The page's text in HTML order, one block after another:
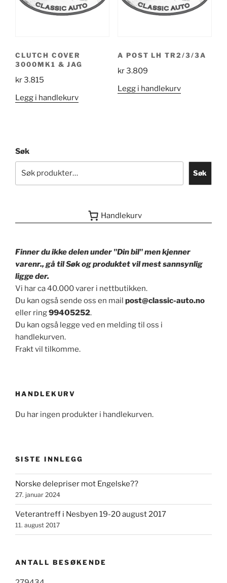
CLUTCH COVER
3000MK1 & JAG
kr3.815
Legg i handlekurv
A POST LH TR2/3/3A
kr3.809
Legg i handlekurv
Søk
Søk
Handlekurv
Finner du ikke delen under "Din bil" men kjenner
varenr., gå til Søk og produktet vil mest sannsynlig
ligge der.
Vi har ca 40.000 varer i nettbutikken.
Du kan også sende oss en mail post@classic-auto.no
eller ring99405252.
Du kan også legge ved en melding til oss i
handlekurven.
Frakt vil tilkomme.
HANDLEKURV
Du har ingen produkter i handlekurven.
SISTE INNLEGG
Norske delepriser mot Engelske??
27. januar 2024
Veterantreff i Nesbyen 19-20 august 2017
11. august 2017
ANTALL BESØKENDE